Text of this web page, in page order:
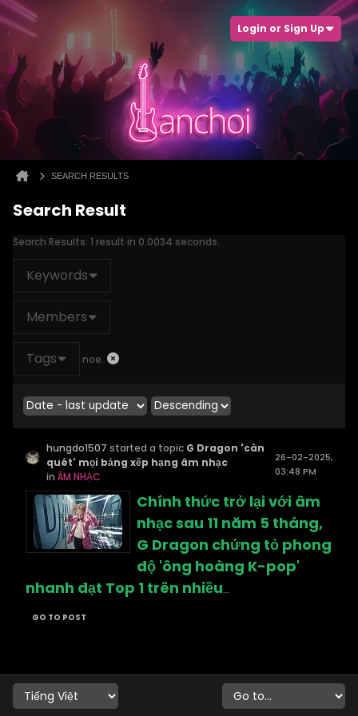
Login or Sign Up
SEARCH RESULTS
Search Result
Search Results: 1 result in 0.0034 seconds.
Keywords
Members
Tags noe.
hungdo1507 started a topic G Dragon 'càn
quét' mọi bảng xếp hạng âm nhạc
inÂM NHẠC
26-02-2025,
03:48 PM
Chính thức trở lại với âm
nhạc sau 11 năm 5 tháng,
G Dragon chứng tỏ phong
độ 'ông hoàng K-pop'
nhanh đạt Top 1 trên nhiều...
GO TO POST